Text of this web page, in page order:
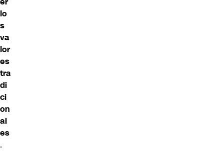
lo
s
va
lor
es
tra
di
ci
on
al
es
.